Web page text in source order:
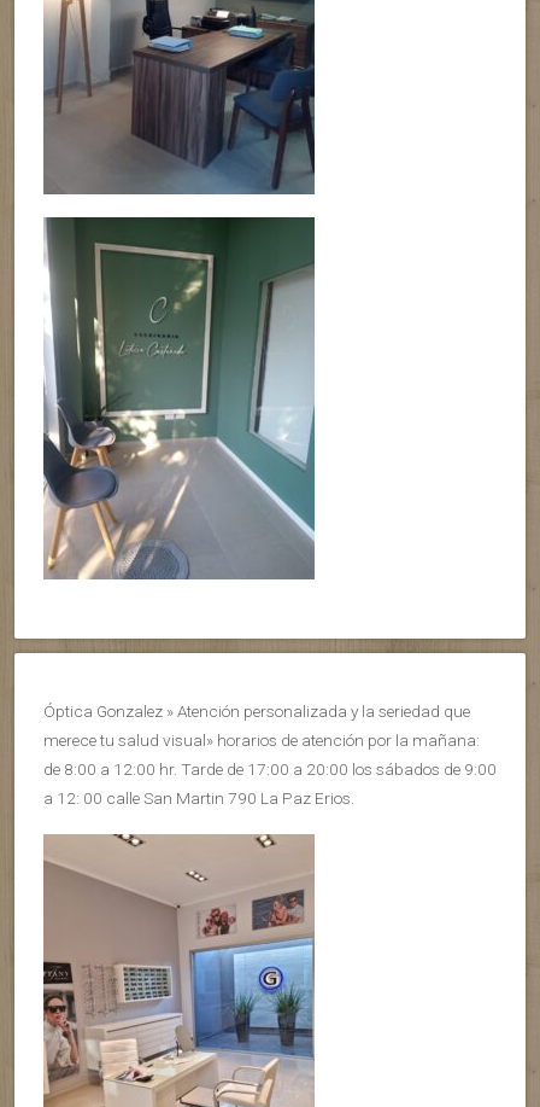
Óptica Gonzalez » Atención personalizada y la seriedad que
merece tu salud visual» horarios de atención por la mañana:
de 8:00 a 12:00 hr. Tarde de 17:00 a 20:00 los sábados de 9:00
a 12: 00 calle San Martin 790 La Paz Erios.